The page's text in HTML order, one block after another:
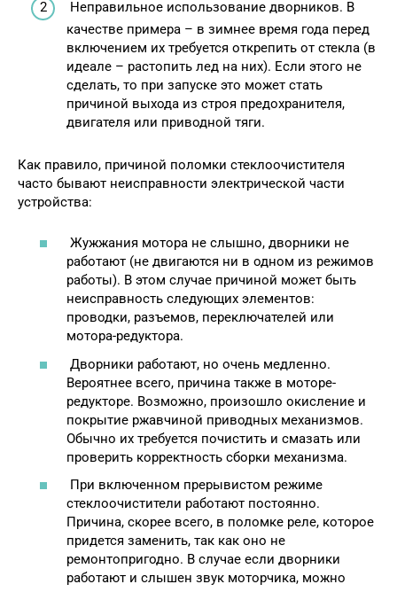
Неправильное использование дворников. В
качестве примера – в зимнее время года перед
включением их требуется открепить от стекла (в
идеале – растопить лед на них). Если этого не
сделать, то при запуске это может стать
причиной выхода из строя предохранителя,
двигателя или приводной тяги.
Как правило, причиной поломки стеклоочистителя
часто бывают неисправности электрической части
устройства:
Жужжания мотора не слышно, дворники не
работают (не двигаются ни в одном из режимов
работы). В этом случае причиной может быть
неисправность следующих элементов:
проводки, разъемов, переключателей или
мотора-редуктора.
Дворники работают, но очень медленно.
Вероятнее всего, причина также в моторе-
редукторе. Возможно, произошло окисление и
покрытие ржавчиной приводных механизмов.
Обычно их требуется почистить и смазать или
проверить корректность сборки механизма.
При включенном прерывистом режиме
стеклоочистители работают постоянно.
Причина, скорее всего, в поломке реле, которое
придется заменить, так как оно не
ремонтопригодно. В случае если дворники
работают и слышен звук моторчика, можно